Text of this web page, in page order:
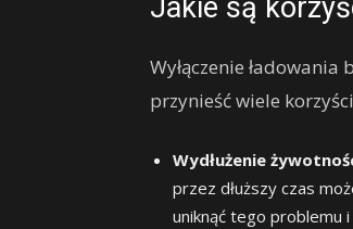
Jakie są
Wyłączenie
przynieść wiele
Wydłużenie
przez dłuższy czas
uniknąć tego problemu